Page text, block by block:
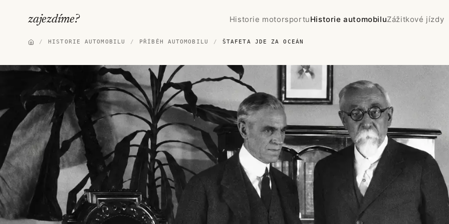
zajezdíme? Historie motorsportuHistorie automobiluZážitkové jízdy
/ HISTORIE AUTOMOBILU / PŘÍBĚH AUTOMOBILU / ŠTAFETA JDE ZA OCEÁN